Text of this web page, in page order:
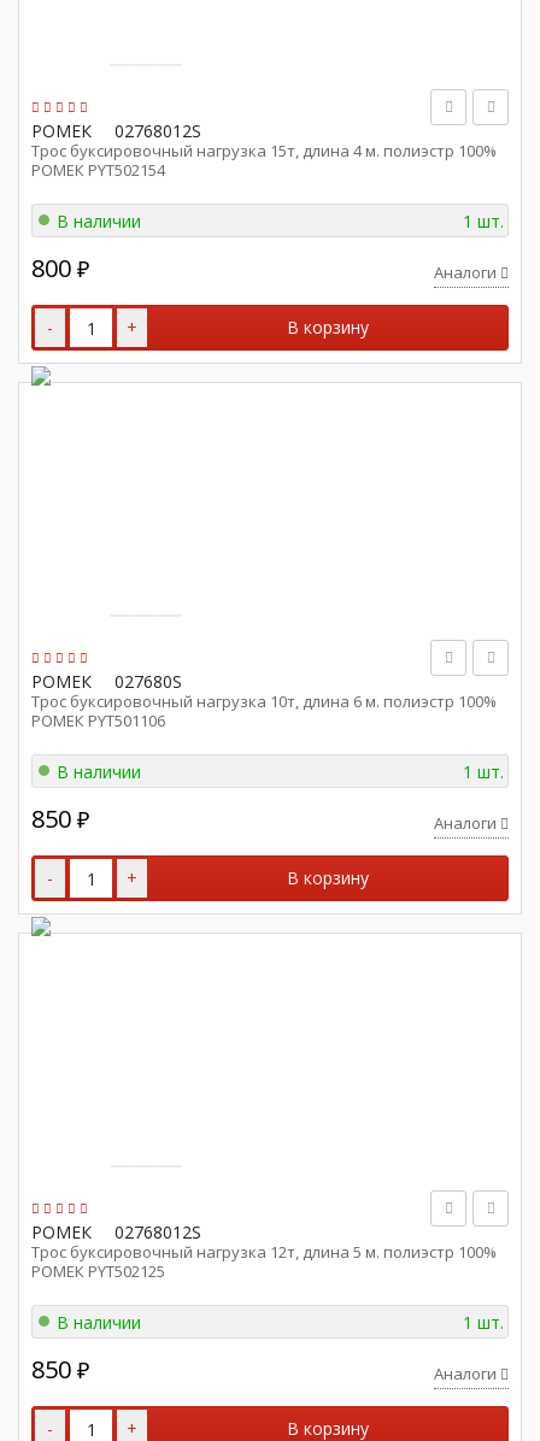
РОМЕК 02768012S
Трос буксировочный нагрузка 15т, длина 4 м. полиэстр 100%
РОМЕК PYT502154
В наличии 1 шт.
800 ₽ Аналоги
- + В корзину
РОМЕК 027680S
Трос буксировочный нагрузка 10т, длина 6 м. полиэстр 100%
РОМЕК PYT501106
В наличии 1 шт.
850 ₽ Аналоги
- + В корзину
РОМЕК 02768012S
Трос буксировочный нагрузка 12т, длина 5 м. полиэстр 100%
РОМЕК PYT502125
В наличии 1 шт.
850 ₽ Аналоги
- + В корзину